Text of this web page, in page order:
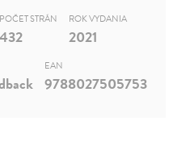
POČET STRÁN
432
ROK VYDANIA
2021
EAN
9788027505753